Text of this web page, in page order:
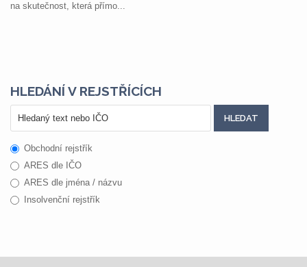
na skutečnost, která přímo...
HLEDÁNÍ V REJSTŘÍCÍCH
Obchodní rejstřík
ARES dle IČO
ARES dle jména / názvu
Insolvenční rejstřík